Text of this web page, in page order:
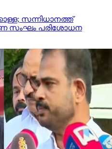
സന്നിധാനത്ത്
സംഘം പരിശോധന